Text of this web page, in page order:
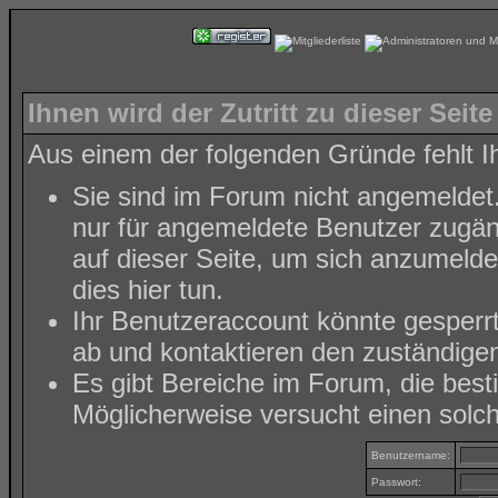
Ihnen wird der Zutritt zu dieser
Aus einem der folgenden Gründe fehlt
Sie sind im Forum nicht
nur für angemeldete Benutzer
auf dieser Seite, um sich
dies hier tun.
Ihr Benutzeraccount könnte
ab und kontaktieren den
Es gibt Bereiche im Forum, die
Möglicherweise versucht einen
Benutzername:
Passwort: